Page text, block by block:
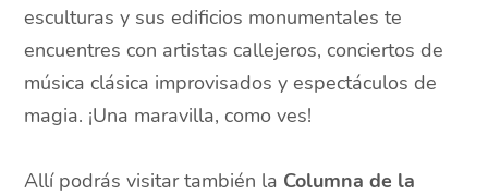
esculturas y sus edificios monumentales te
encuentres con artistas callejeros, conciertos de
música clásica improvisados y espectáculos de
magia. ¡Una maravilla, como ves!
Allí podrás visitar también la Columna de la